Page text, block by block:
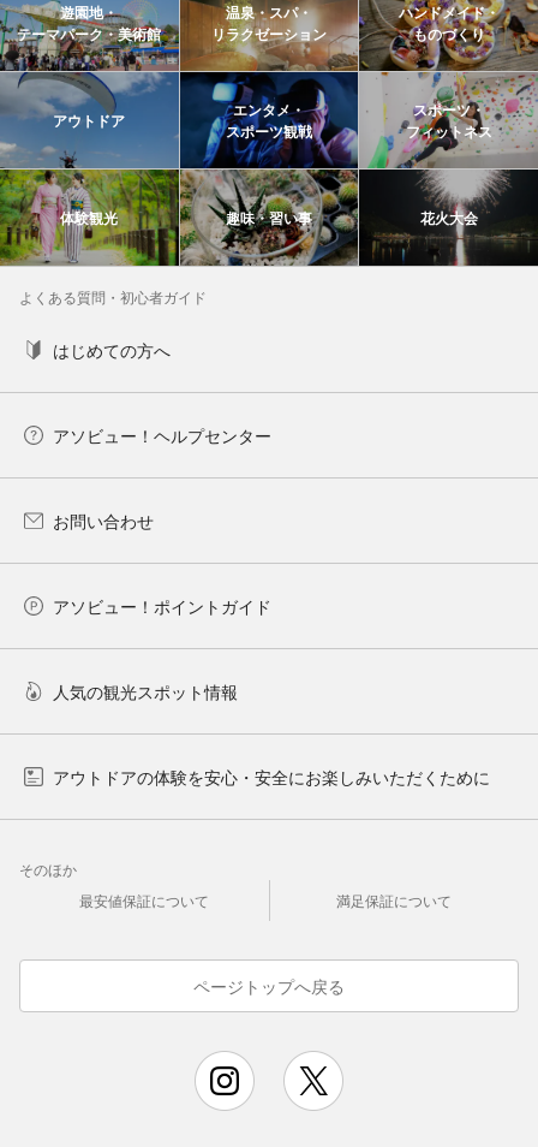
遊園地・
テーマパーク・美術館
温泉・スパ・
リラクゼーション
ハンドメイド・
ものづくり
アウトドア
エンタメ・
スポーツ観戦
スポーツ・
フィットネス
体験観光 趣味・習い事 花火大会
よくある質問・初心者ガイド
はじめての方へ
アソビュー！ヘルプセンター
お問い合わせ
アソビュー！ポイントガイド
人気の観光スポット情報
アウトドアの体験を安心・安全にお楽しみいただくために
そのほか
最安値保証について
満足保証について
ページトップへ戻る